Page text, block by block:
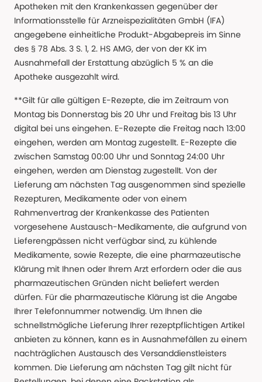
Apotheken mit den Krankenkassen gegenüber der
Informationsstelle für Arzneispezialitäten GmbH (IFA)
angegebene einheitliche Produkt-Abgabepreis im Sinne
des § 78 Abs. 3 S. 1, 2. HS AMG, der von der KK im
Ausnahmefall der Erstattung abzüglich 5 % an die
Apotheke ausgezahlt wird.
**Gilt für alle gültigen E-Rezepte, die im Zeitraum von
Montag bis Donnerstag bis 20 Uhr und Freitag bis 13 Uhr
digital bei uns eingehen. E-Rezepte die Freitag nach 13:00
eingehen, werden am Montag zugestellt. E-Rezepte die
zwischen Samstag 00:00 Uhr und Sonntag 24:00 Uhr
eingehen, werden am Dienstag zugestellt. Von der
Lieferung am nächsten Tag ausgenommen sind spezielle
Rezepturen, Medikamente oder von einem
Rahmenvertrag der Krankenkasse des Patienten
vorgesehene Austausch-Medikamente, die aufgrund von
Lieferengpässen nicht verfügbar sind, zu kühlende
Medikamente, sowie Rezepte, die eine pharmazeutische
Klärung mit Ihnen oder Ihrem Arzt erfordern oder die aus
pharmazeutischen Gründen nicht beliefert werden
dürfen. Für die pharmazeutische Klärung ist die Angabe
Ihrer Telefonnummer notwendig. Um Ihnen die
schnellstmögliche Lieferung Ihrer rezeptpflichtigen Artikel
anbieten zu können, kann es in Ausnahmefällen zu einem
nachträglichen Austausch des Versanddienstleisters
kommen. Die Lieferung am nächsten Tag gilt nicht für